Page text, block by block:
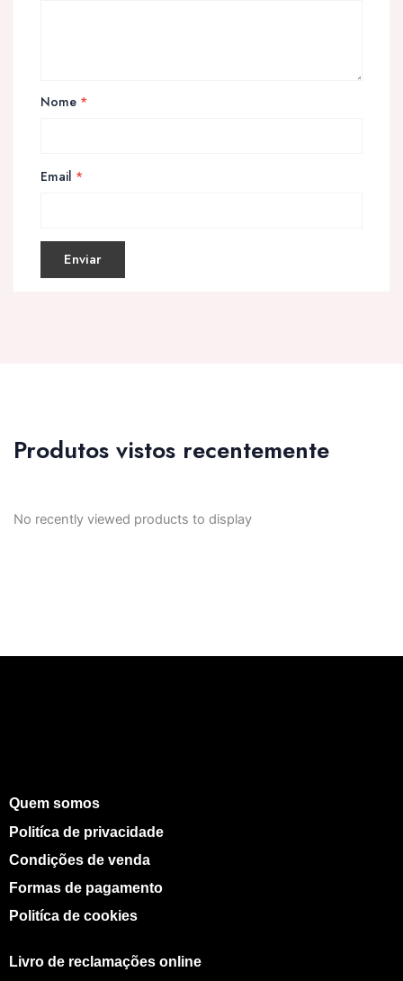
Nome *
Email *
Produtos vistos recentemente
No recently viewed products to display
Quem somos
Politíca de privacidade
Condições de venda
Formas de pagamento
Politíca de cookies
Livro de reclamações online